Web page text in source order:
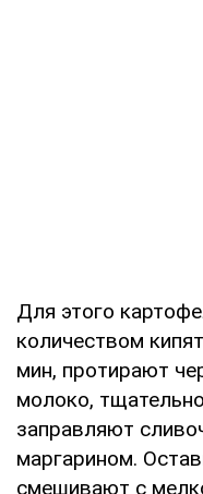
Для этого
количеством
мин, протирают
молоко,
заправляют
маргарином.
смешивают с